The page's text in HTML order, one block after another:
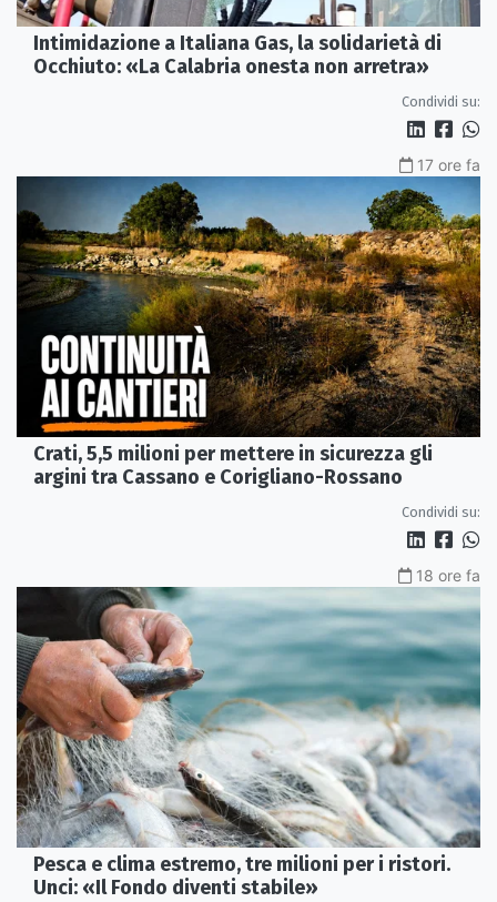
Intimidazione a Italiana Gas, la solidarietà di
Occhiuto: «La Calabria onesta non arretra»
Condividi su:
17 ore fa
Crati, 5,5 milioni per mettere in sicurezza gli
argini tra Cassano e Corigliano-Rossano
Condividi su:
18 ore fa
Pesca e clima estremo, tre milioni per i ristori.
Unci: «Il Fondo diventi stabile»